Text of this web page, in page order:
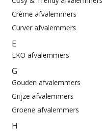
Crème afvalemmers
Curver afvalemmers
E
EKO afvalemmers
G
Gouden afvalemmers
Grijze afvalemmers
Groene afvalemmers
H